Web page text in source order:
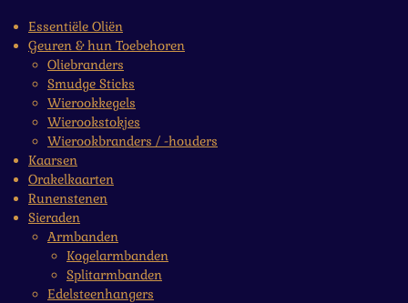
Essentiële Oliën
Geuren & hun Toebehoren
Oliebranders
Smudge Sticks
Wierookkegels
Wierookstokjes
Wierookbranders / -houders
Kaarsen
Orakelkaarten
Runenstenen
Sieraden
Armbanden
Kogelarmbanden
Splitarmbanden
Edelsteenhangers